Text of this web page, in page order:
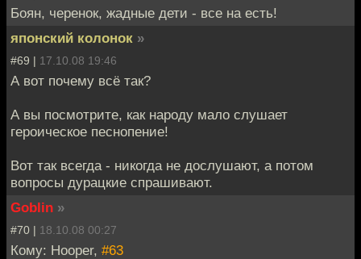
Боян, черенок, жадные дети - все на есть!
японский колонок »
#69 | 17.10.08 19:46
А вот почему всё так?
А вы посмотрите, как народу мало слушает
героическое песнопение!
Вот так всегда - никогда не дослушают, а потом
вопросы дурацкие спрашивают.
Goblin »
#70 | 18.10.08 00:27
Кому: Hooper, #63